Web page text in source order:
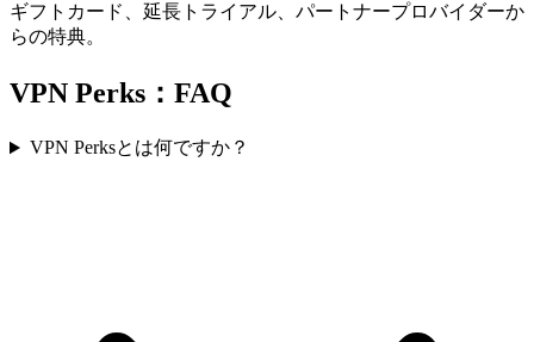
ギフトカード、延長トライアル、パートナープロバイダーか
らの特典。
VPN Perks：FAQ
VPN Perksとは何ですか？